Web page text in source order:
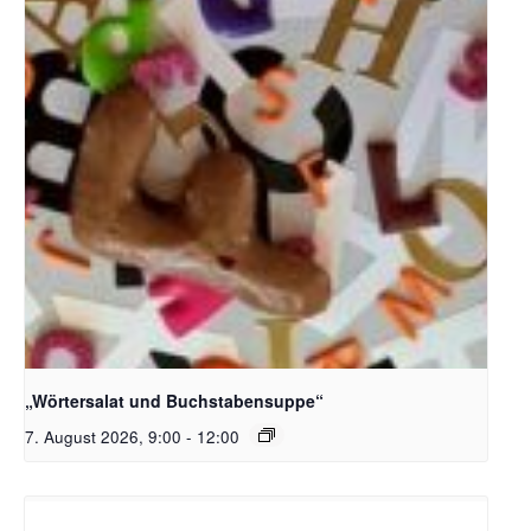
Bildquelle_ Pixabay Free_Christoph Meinersmann
„Wörtersalat und Buchstabensuppe“
7. August 2026, 9:00 - 12:00